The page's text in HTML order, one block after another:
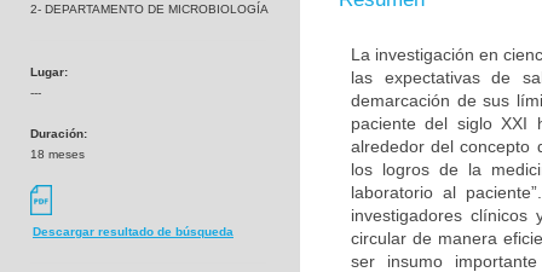
2- DEPARTAMENTO DE MICROBIOLOGÍA
Lugar:
---
Duración:
18 meses
Descargar resultado de búsqueda
La investigación en
las expectativas de
demarcación de sus
paciente del siglo XXI
alrededor del concepto
los logros de la
laboratorio al
investigadores
circular de manera
ser insumo